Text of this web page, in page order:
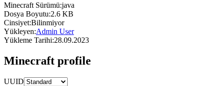
Minecraft Sürümü:java
Dosya Boyutu:2.6 KB
Cinsiyet:Bilinmiyor
Yükleyen:Admin User
Yükleme Tarihi:28.09.2023
Minecraft profile
UUID